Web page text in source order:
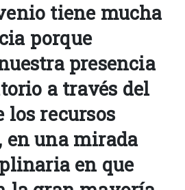
tiene mucha
porque
presencia
a través del
los recursos
en una mirada
en que